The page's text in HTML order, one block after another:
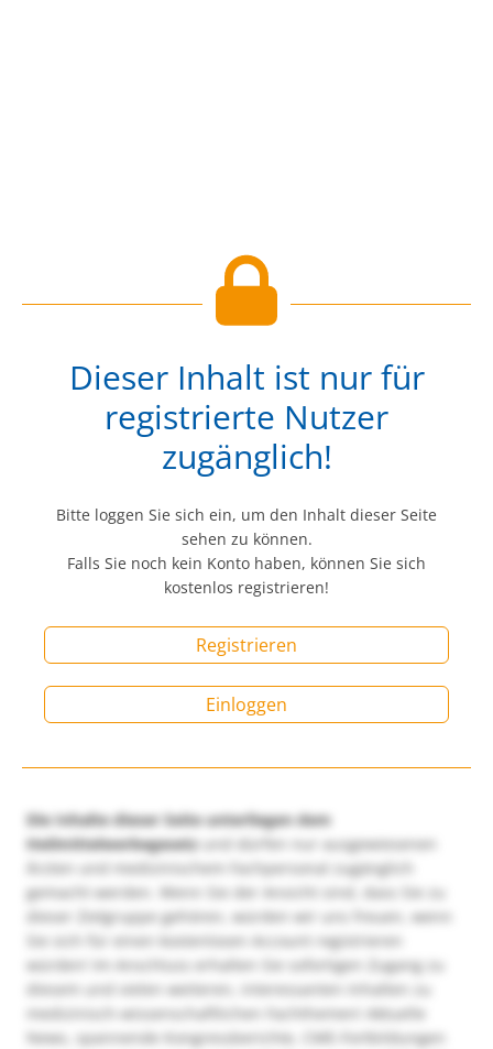
Dieser Inhalt ist nur für
registrierte Nutzer
zugänglich!
Bitte loggen Sie sich ein, um den Inhalt dieser Seite
sehen zu können.
Falls Sie noch kein Konto haben, können Sie sich
kostenlos registrieren!
Registrieren
Einloggen
Die Inhalte dieser Seite unterliegen dem
Heilmittelwerbegesetzund dürfen nur ausgewiesenen
Ärzten und medizinischem Fachpersonal zugänglich
gemacht werden. Wenn Sie der Ansicht sind, dass Sie zu
dieser Zielgruppe gehören, würden wir uns freuen, wenn
Sie sich für einen kostenlosen Account registrieren
würden! Im Anschluss erhalten Sie sofortigen Zugang zu
diesem und vielen weiteren, interessanten Inhalten zu
medizinisch-wissenschaftlichen Fachthemen! Aktuelle
News, spannende Kongressberichte, CME-Fortbildungen